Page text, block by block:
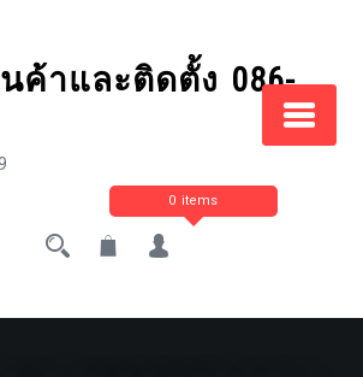
ค้าและติดตั้ง 086-
0 items